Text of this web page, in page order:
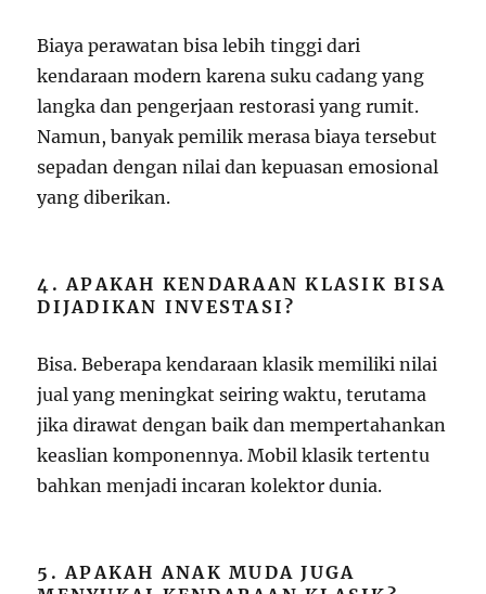
Biaya perawatan bisa lebih tinggi dari
kendaraan modern karena suku cadang yang
langka dan pengerjaan restorasi yang rumit.
Namun, banyak pemilik merasa biaya tersebut
sepadan dengan nilai dan kepuasan emosional
yang diberikan.
4. APAKAH KENDARAAN KLASIK BISA
DIJADIKAN INVESTASI?
Bisa. Beberapa kendaraan klasik memiliki nilai
jual yang meningkat seiring waktu, terutama
jika dirawat dengan baik dan mempertahankan
keaslian komponennya. Mobil klasik tertentu
bahkan menjadi incaran kolektor dunia.
5. APAKAH ANAK MUDA JUGA